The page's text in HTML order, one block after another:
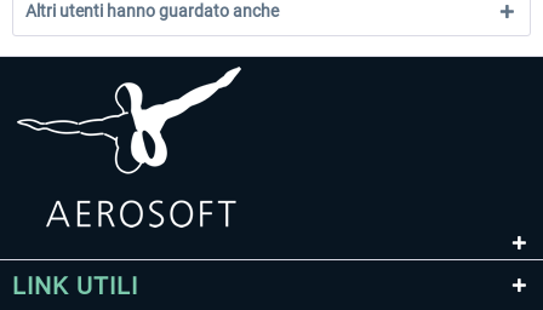
Altri utenti hanno guardato anche
LINK UTILI